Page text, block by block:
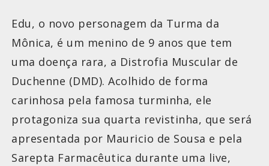
Edu, o novo personagem da Turma da
Mônica, é um menino de 9 anos que tem
uma doença rara, a Distrofia Muscular de
Duchenne (DMD). Acolhido de forma
carinhosa pela famosa turminha, ele
protagoniza sua quarta revistinha, que será
apresentada por Mauricio de Sousa e pela
Sarepta Farmacêutica durante uma live,